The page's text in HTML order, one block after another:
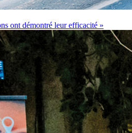
ont démontré leur efficacité »